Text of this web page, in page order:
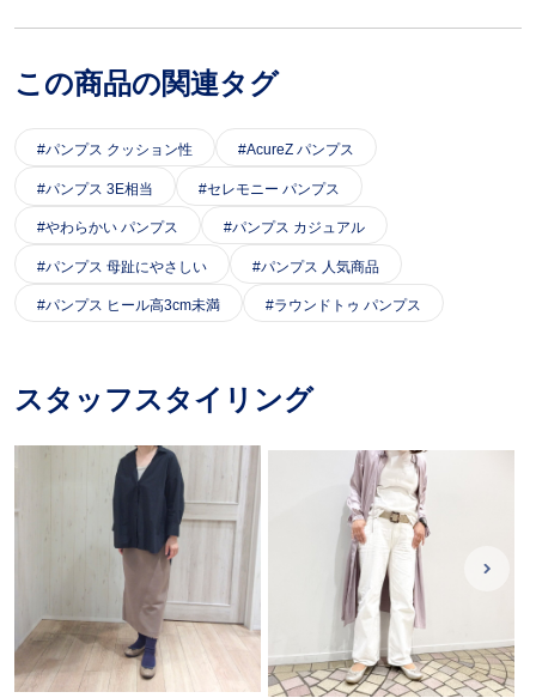
この商品の関連タグ
パンプス クッション性 AcureZ パンプス
パンプス 3E相当 セレモニー パンプス
やわらかい パンプス パンプス カジュアル
パンプス 母趾にやさしい パンプス 人気商品
パンプス ヒール高3cm未満 ラウンドトゥ パンプス
スタッフスタイリング